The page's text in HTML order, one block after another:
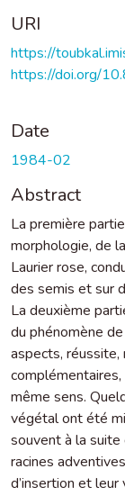
URI
https://
https://doi.org/
Date
1984-02
Abstract
La première
morphologie, de
Laurier rose,
des semis et sur
La deuxième
du phénomène
aspects,
même sens.
végétal ont été
souvent à la
racines
d’insertion et